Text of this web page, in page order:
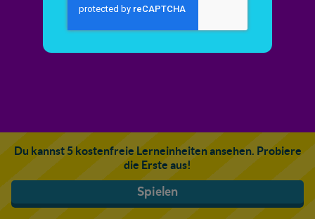
Du kannst 5 kostenfreie Lerneinheiten ansehen. Probiere
die Erste aus!
Spielen